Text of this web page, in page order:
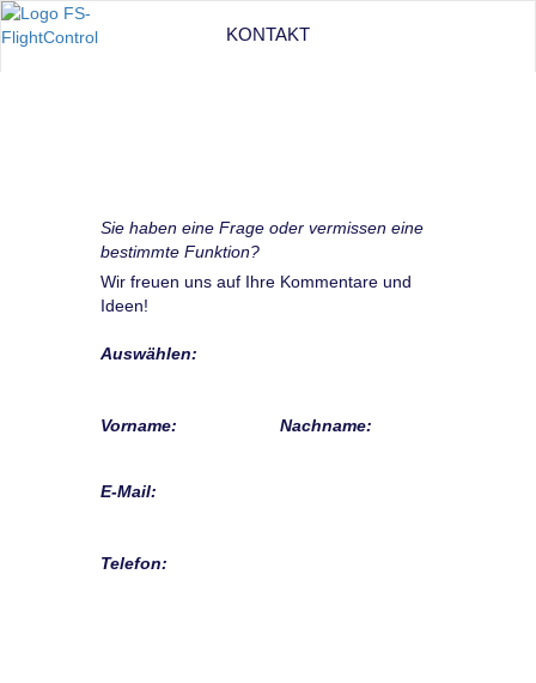
KONTAKT
Sie haben eine Frage oder vermissen eine
bestimmte Funktion?
Wir freuen uns auf Ihre Kommentare und
Ideen!
Auswählen:
Vorname: Nachname:
E-Mail:
Telefon: